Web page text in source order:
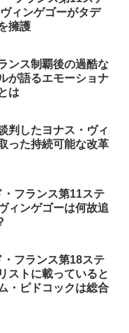
ィンゲゴーがタデ
擁護
ンス制覇後の過酷な
が語るエモーショナ
は
判したヨナス・ヴィ
った持続可能な改革
フランス第11ステ
ィンゲゴーは何故追
フランス第18ステ
トに載っていると
・ピドコックは総合